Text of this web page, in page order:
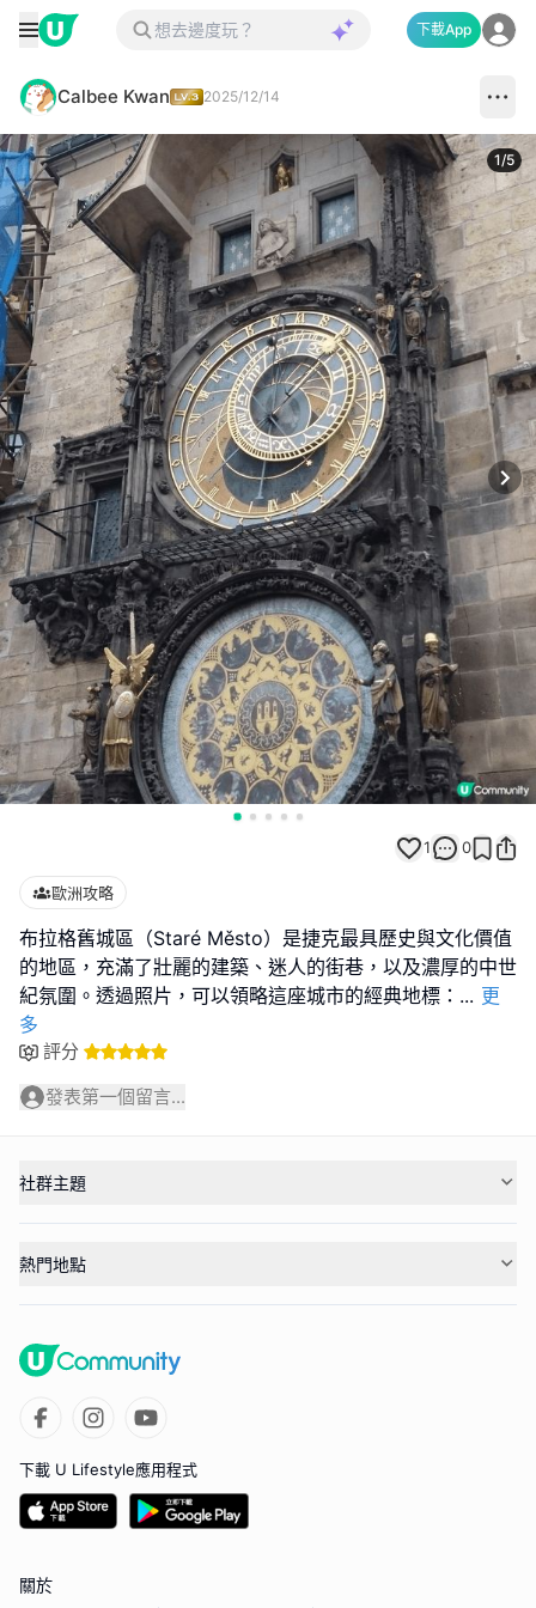
下載App
Calbee Kwan 2025/12/14
1/5
1 0
歐洲攻略
布拉格舊城區（Staré Město）是捷克最具歷史與文化價值
的地區，充滿了壯麗的建築、迷人的街巷，以及濃厚的中世
紀氛圍。透過照片，可以領略這座城市的經典地標： ... 更
多
評分
發表第一個留言...
社群主題
熱門地點
下載 U Lifestyle應用程式
關於